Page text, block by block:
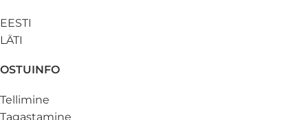
EESTI
LÄTI
OSTUINFO
Tellimine
Tagastamine